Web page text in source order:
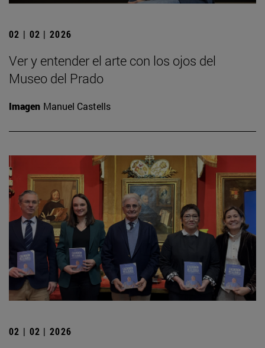
02 | 02 | 2026
Ver y entender el arte con los ojos del
Museo del Prado
Imagen Manuel Castells
02 | 02 | 2026